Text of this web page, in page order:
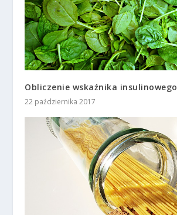
Obliczenie wskaźnika insulinowego
22 października 2017